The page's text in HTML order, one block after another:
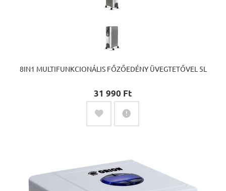
8IN1 MULTIFUNKCIONÁLIS FŐZŐEDÉNY ÜVEGTETŐVEL 5L
31 990 Ft‎